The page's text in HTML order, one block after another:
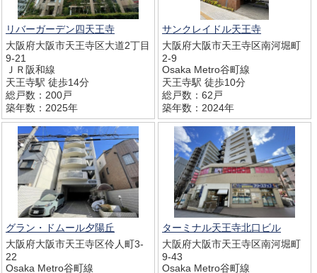
リバーガーデン四天王寺
大阪府大阪市天王寺区大道2丁目
9-21
ＪＲ阪和線
天王寺駅 徒歩14分
総戸数：200戸
築年数：2025年
サンクレイドル天王寺
大阪府大阪市天王寺区南河堀町
2-9
Osaka Metro谷町線
天王寺駅 徒歩10分
総戸数：62戸
築年数：2024年
グラン・ドムール夕陽丘
大阪府大阪市天王寺区伶人町3-
22
Osaka Metro谷町線
ターミナル天王寺北口ビル
大阪府大阪市天王寺区南河堀町
9-43
Osaka Metro谷町線